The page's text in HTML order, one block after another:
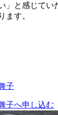
」と感じてい
ます。
子
子へ申し込む